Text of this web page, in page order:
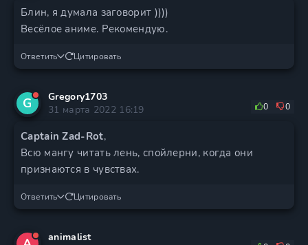
Блин, я думала заговорит ))))
Весёлое аниме. Рекомендую.
Ответить Цитировать
G
Gregory1703
31 марта 2022 16:19
0 0
Captain Zad-Rot,
Всю мангу читать лень, спойлерни, когда они
признаются в чувствах.
Ответить Цитировать
animalist